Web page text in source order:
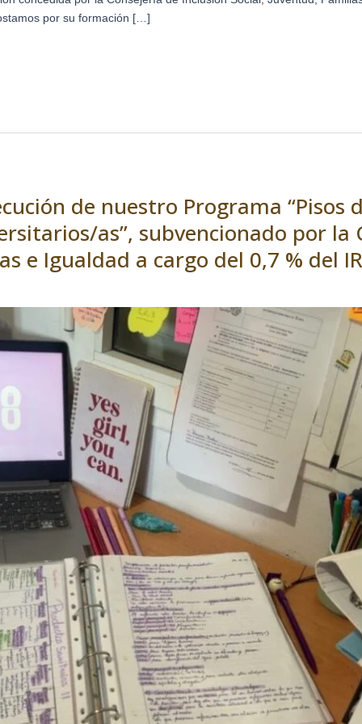
por su formación […]
de nuestro Programa “Pisos
as”, subvencionado por la
e Igualdad a cargo del 0,7 % del